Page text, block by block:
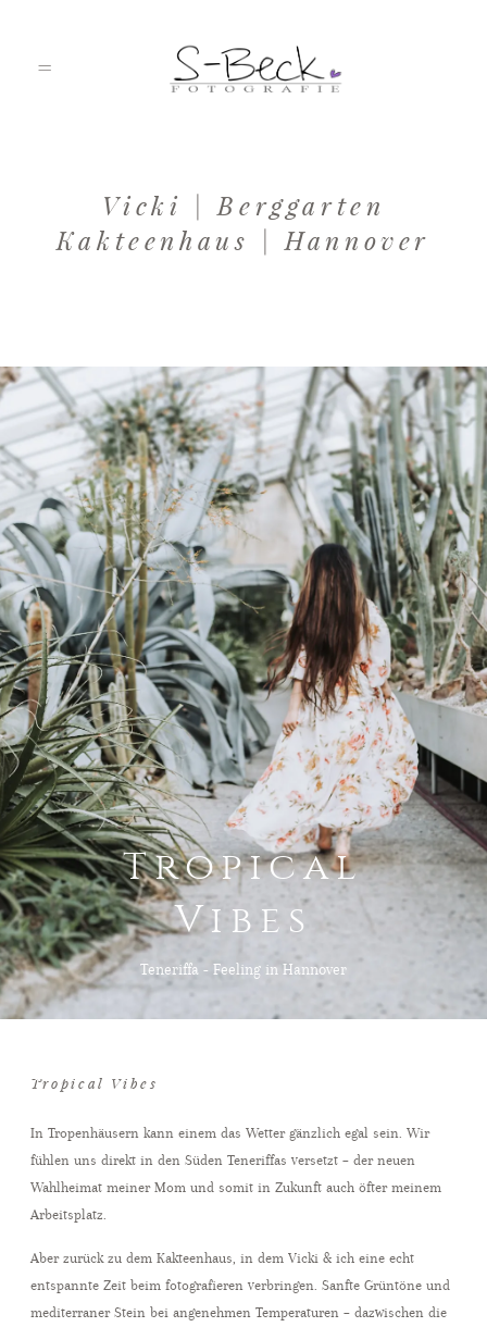
HOME
ÜBER MICH
JOURNAL
INFOS
KONTAKT
Vicki | Berggarten
Kakteenhaus | Hannover
Tropical
Vibes
Teneriffa - Feeling in Hannover
Tropical Vibes
In Tropenhäusern kann einem das Wetter gänzlich egal sein. Wir
fühlen uns direkt in den Süden Teneriffas versetzt – der neuen
Wahlheimat meiner Mom und somit in Zukunft auch öfter meinem
Arbeitsplatz.
Aber zurück zu dem Kakteenhaus, in dem Vicki & ich eine echt
entspannte Zeit beim fotografieren verbringen. Sanfte Grüntöne und
mediterraner Stein bei angenehmen Temperaturen – dazwischen die